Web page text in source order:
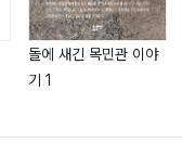
돌에 새긴 목민관 이야
기 1